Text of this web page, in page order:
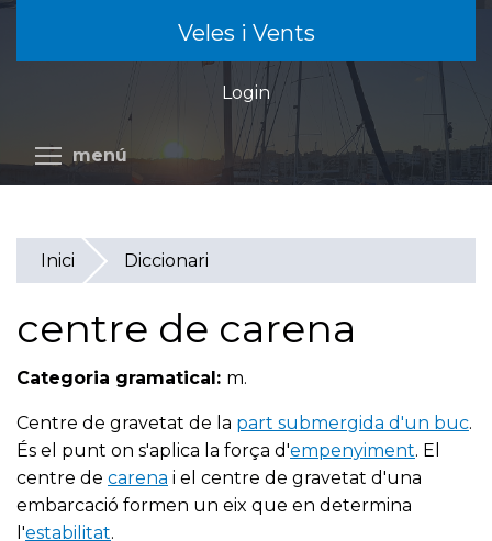
contingut
Veles i Vents
Login
menú Commuta la visibilitat del menú
Inici Diccionari
centre de carena
Categoria gramatical: m.
Centre de gravetat de la part submergida d'un buc.
És el punt on s'aplica la força d'empenyiment. El
centre de carena i el centre de gravetat d'una
embarcació formen un eix que en determina
l'estabilitat.